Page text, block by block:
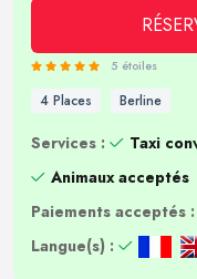
5 étoiles
4 Places Berline
Services : Taxi
Animaux acceptés
Paiements acceptés :
Langue(s) :